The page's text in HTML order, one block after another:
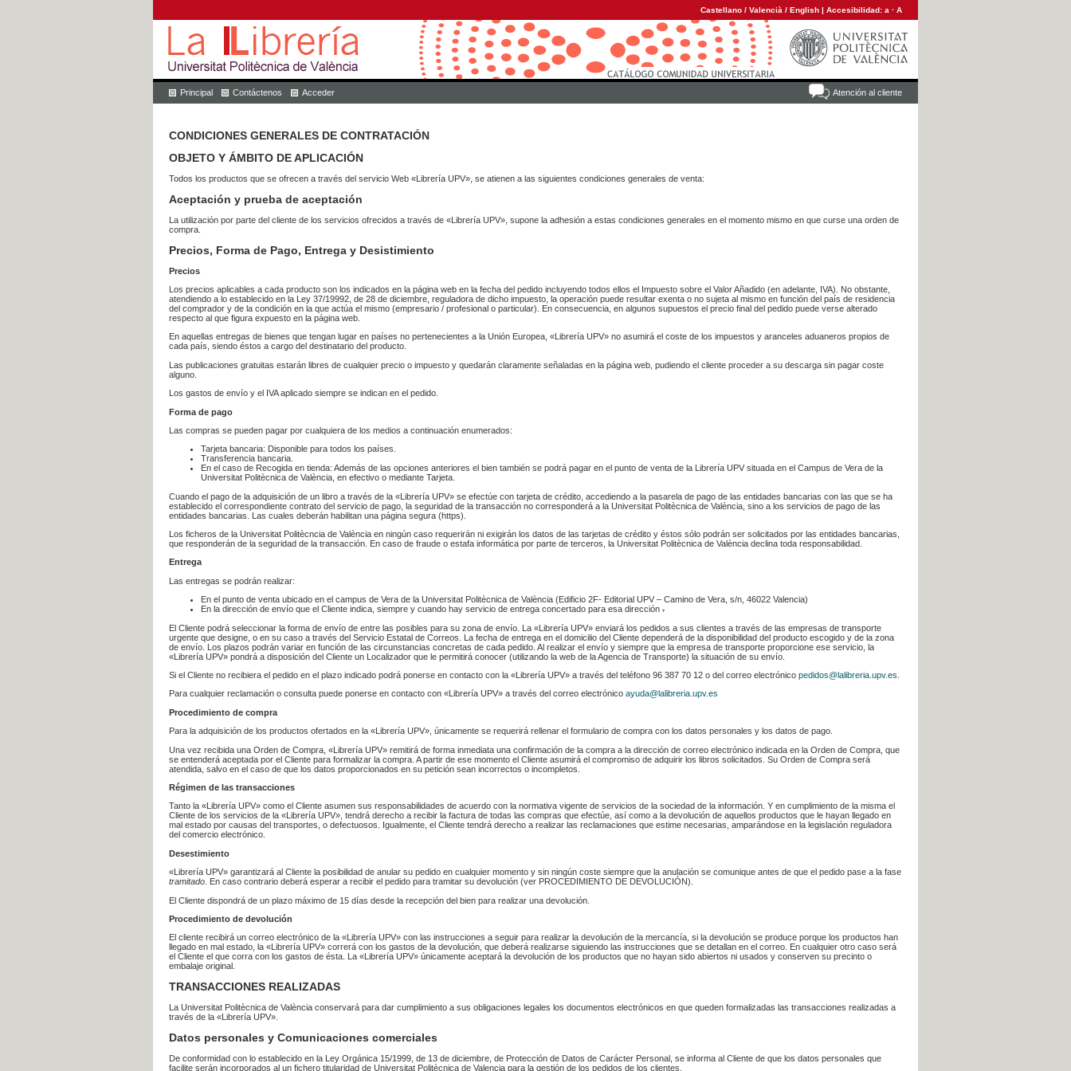
Castellano / Valencià / English | Accesibilidad: a · A
Atención al cliente
Principal Contáctenos Acceder
CONDICIONES GENERALES DE CONTRATACIÓN
OBJETO Y ÁMBITO DE APLICACIÓN
Todos los productos que se ofrecen a través del servicio Web «Librería UPV», se atienen a las siguientes condiciones generales de venta:
Aceptación y prueba de aceptación
La utilización por parte del cliente de los servicios ofrecidos a través de «Librería UPV», supone la adhesión a estas condiciones generales en el momento mismo en que curse una orden de
compra.
Precios, Forma de Pago, Entrega y Desistimiento
Precios
Los precios aplicables a cada producto son los indicados en la página web en la fecha del pedido incluyendo todos ellos el Impuesto sobre el Valor Añadido (en adelante, IVA). No obstante,
atendiendo a lo establecido en la Ley 37/19992, de 28 de diciembre, reguladora de dicho impuesto, la operación puede resultar exenta o no sujeta al mismo en función del país de residencia
del comprador y de la condición en la que actúa el mismo (empresario / profesional o particular). En consecuencia, en algunos supuestos el precio final del pedido puede verse alterado
respecto al que figura expuesto en la página web.
En aquellas entregas de bienes que tengan lugar en países no pertenecientes a la Unión Europea, «Librería UPV» no asumirá el coste de los impuestos y aranceles aduaneros propios de
cada país, siendo éstos a cargo del destinatario del producto.
Las publicaciones gratuitas estarán libres de cualquier precio o impuesto y quedarán claramente señaladas en la página web, pudiendo el cliente proceder a su descarga sin pagar coste
alguno.
Los gastos de envío y el IVA aplicado siempre se indican en el pedido.
Forma de pago
Las compras se pueden pagar por cualquiera de los medios a continuación enumerados:
Tarjeta bancaria: Disponible para todos los países.
Transferencia bancaria.
En el caso de Recogida en tienda: Además de las opciones anteriores el bien también se podrá pagar en el punto de venta de la Librería UPV situada en el Campus de Vera de la
Universitat Politècnica de València, en efectivo o mediante Tarjeta.
Cuando el pago de la adquisición de un libro a través de la «Librería UPV» se efectúe con tarjeta de crédito, accediendo a la pasarela de pago de las entidades bancarias con las que se ha
establecido el correspondiente contrato del servicio de pago, la seguridad de la transacción no corresponderá a la Universitat Politècnica de València, sino a los servicios de pago de las
entidades bancarias. Las cuales deberán habilitan una página segura (https).
Los ficheros de la Universitat Politècncia de València en ningún caso requerirán ni exigirán los datos de las tarjetas de crédito y éstos sólo podrán ser solicitados por las entidades bancarias,
que responderán de la seguridad de la transacción. En caso de fraude o estafa informática por parte de terceros, la Universitat Politècnica de València declina toda responsabilidad.
Entrega
Las entregas se podrán realizar:
En el punto de venta ubicado en el campus de Vera de la Universitat Politècnica de València (Edificio 2F- Editorial UPV – Camino de Vera, s/n, 46022 Valencia)
En la dirección de envío que el Cliente indica, siempre y cuando hay servicio de entrega concertado para esa dirección .
El Cliente podrá seleccionar la forma de envío de entre las posibles para su zona de envío. La «Librería UPV» enviará los pedidos a sus clientes a través de las empresas de transporte
urgente que designe, o en su caso a través del Servicio Estatal de Correos. La fecha de entrega en el domicilio del Cliente dependerá de la disponibilidad del producto escogido y de la zona
de envío. Los plazos podrán variar en función de las circunstancias concretas de cada pedido. Al realizar el envío y siempre que la empresa de transporte proporcione ese servicio, la
«Librería UPV» pondrá a disposición del Cliente un Localizador que le permitirá conocer (utilizando la web de la Agencia de Transporte) la situación de su envío.
Si el Cliente no recibiera el pedido en el plazo indicado podrá ponerse en contacto con la «Librería UPV» a través del teléfono 96 387 70 12 o del correo electrónico pedidos@lalibreria.upv.es
Para cualquier reclamación o consulta puede ponerse en contacto con «Librería UPV» a través del correo electrónico ayuda@lalibreria.upv.es
Procedimiento de compra
Para la adquisición de los productos ofertados en la «Librería UPV», únicamente se requerirá rellenar el formulario de compra con los datos personales y los datos de pago.
Una vez recibida una Orden de Compra, «Librería UPV» remitirá de forma inmediata una confirmación de la compra a la dirección de correo electrónico indicada en la Orden de Compra, que
se entenderá aceptada por el Cliente para formalizar la compra. A partir de ese momento el Cliente asumirá el compromiso de adquirir los libros solicitados. Su Orden de Compra será
atendida, salvo en el caso de que los datos proporcionados en su petición sean incorrectos o incompletos.
Régimen de las transacciones
Tanto la «Librería UPV» como el Cliente asumen sus responsabilidades de acuerdo con la normativa vigente de servicios de la sociedad de la información. Y en cumplimiento de la misma el
Cliente de los servicios de la «Librería UPV», tendrá derecho a recibir la factura de todas las compras que efectúe, así como a la devolución de aquellos productos que le hayan llegado en
mal estado por causas del transportes, o defectuosos. Igualmente, el Cliente tendrá derecho a realizar las reclamaciones que estime necesarias, amparándose en la legislación reguladora
del comercio electrónico.
Desestimiento
«Librería UPV» garantizará al Cliente la posibilidad de anular su pedido en cualquier momento y sin ningún coste siempre que la anulación se comunique antes de que el pedido pase a la fase
tramitado . En caso contrario deberá esperar a recibir el pedido para tramitar su devolución (ver PROCEDIMIENTO DE DEVOLUCIÓN).
El Cliente dispondrá de un plazo máximo de 15 días desde la recepción del bien para realizar una devolución.
Procedimiento de devolución
El cliente recibirá un correo electrónico de la «Librería UPV» con las instrucciones a seguir para realizar la devolución de la mercancía, si la devolución se produce porque los productos han
llegado en mal estado, la «Librería UPV» correrá con los gastos de la devolución, que deberá realizarse siguiendo las instrucciones que se detallan en el correo. En cualquier otro caso será
el Cliente el que corra con los gastos de ésta. La «Librería UPV» únicamente aceptará la devolución de los productos que no hayan sido abiertos ni usados y conserven su precinto o
embalaje original.
TRANSACCIONES REALIZADAS
La Universitat Politècnica de València conservará para dar cumplimiento a sus obligaciones legales los documentos electrónicos en que queden formalizadas las transacciones realizadas a
través de la «Librería UPV».
Datos personales y Comunicaciones comerciales
De conformidad con lo establecido en la Ley Orgánica 15/1999, de 13 de diciembre, de Protección de Datos de Carácter Personal, se informa al Cliente de que los datos personales que
facilite serán incorporados al un fichero titularidad de Universitat Politècnica de Valencia para la gestión de los pedidos de los clientes.